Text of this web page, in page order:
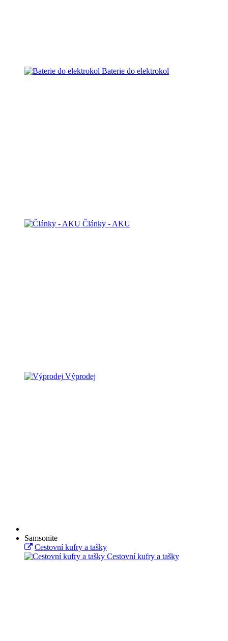
Baterie do elektrokol
Články - AKU
Výprodej
Samsonite
Cestovní kufry a tašky
Cestovní kufry a tašky